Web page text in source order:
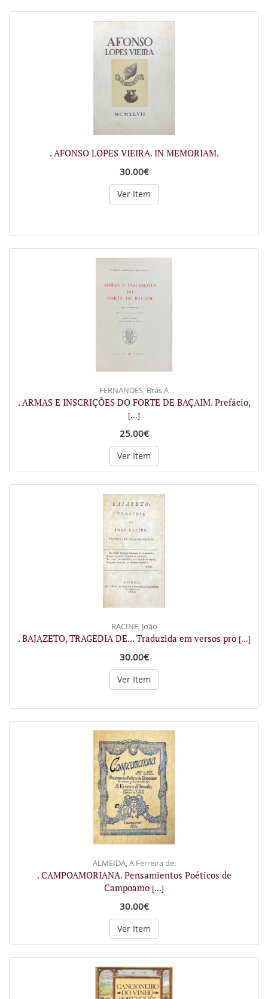
. AFONSO LOPES VIEIRA. IN MEMORIAM.
30.00€
Ver Item
FERNANDES, Brás A
. ARMAS E INSCRIÇÕES DO FORTE DE BAÇAIM. Prefácio,
[...]
25.00€
Ver Item
RACINE, João
. BAJAZETO, TRAGEDIA DE... Traduzida em versos pro [...]
30.00€
Ver Item
ALMEIDA, A Ferreira de.
. CAMPOAMORIANA. Pensamientos Poéticos de
Campoamo [...]
30.00€
Ver Item